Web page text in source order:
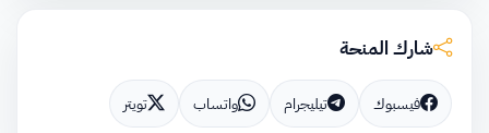
شارك المنحة
فيسبوك تيليجرام واتساب تويتر